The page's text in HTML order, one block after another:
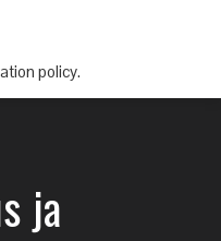
policy.
ja